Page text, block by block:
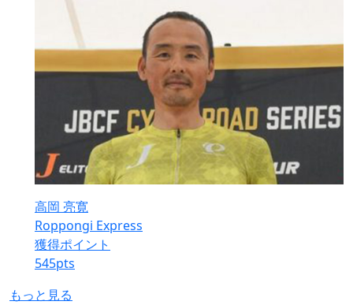
高岡 亮寛
Roppongi Express
獲得ポイント
545pts
もっと見る